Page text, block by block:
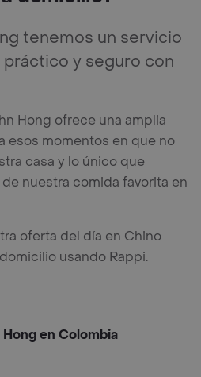
tenemos un servicio
y seguro con
Hong ofrece una amplia
esos momentos en que no
casa y lo único que
nuestra comida favorita en
oferta del día en Chino
usando Rappi.
Hong en Colombia